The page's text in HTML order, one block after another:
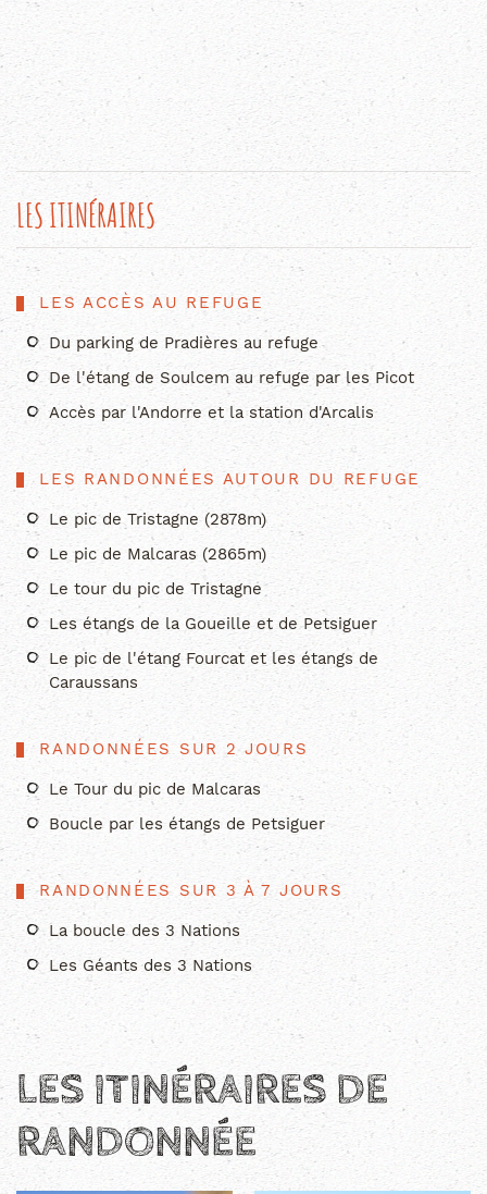
LES ITINÉRAIRES
LES ACCÈS AU REFUGE
Du parking de Pradières au refuge
De l'étang de Soulcem au refuge par les Picot
Accès par l'Andorre et la station d'Arcalis
LES RANDONNÉES AUTOUR DU REFUGE
Le pic de Tristagne (2878m)
Le pic de Malcaras (2865m)
Le tour du pic de Tristagne
Les étangs de la Goueille et de Petsiguer
Le pic de l'étang Fourcat et les étangs de
Caraussans
RANDONNÉES SUR 2 JOURS
Le Tour du pic de Malcaras
Boucle par les étangs de Petsiguer
RANDONNÉES SUR 3 À 7 JOURS
La boucle des 3 Nations
Les Géants des 3 Nations
LES ITINÉRAIRES DE
RANDONNÉE